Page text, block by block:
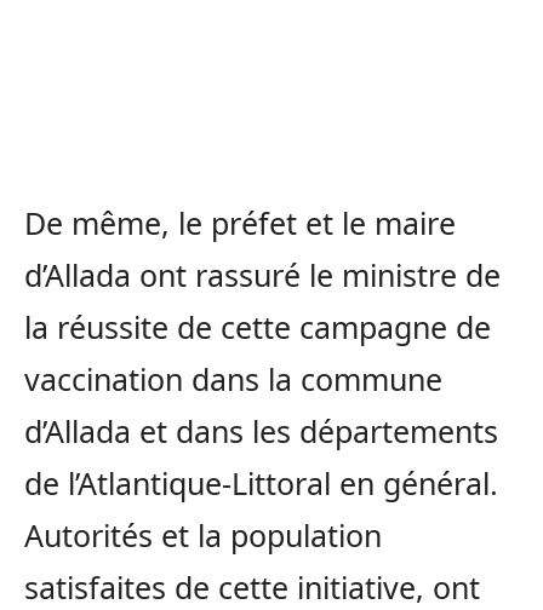
De même, le préfet et le maire
d’Allada ont rassuré le ministre de
la réussite de cette campagne de
vaccination dans la commune
d’Allada et dans les départements
de l’Atlantique-Littoral en général.
Autorités et la population
satisfaites de cette initiative, ont